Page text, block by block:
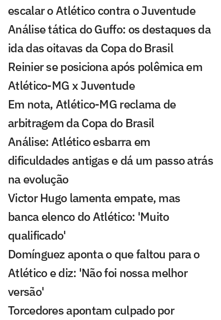
escalar o Atlético contra o Juventude
Análise tática do Guffo: os destaques da
ida das oitavas da Copa do Brasil
Reinier se posiciona após polêmica em
Atlético-MG x Juventude
Em nota, Atlético-MG reclama de
arbitragem da Copa do Brasil
Análise: Atlético esbarra em
dificuldades antigas e dá um passo atrás
na evolução
Victor Hugo lamenta empate, mas
banca elenco do Atlético: 'Muito
qualificado'
Domínguez aponta o que faltou para o
Atlético e diz: 'Não foi nossa melhor
versão'
Torcedores apontam culpado por